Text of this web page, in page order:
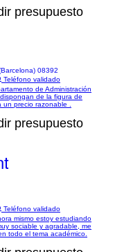
presupuesto
08392
Teléfono validado
de Administración
de la figura de
precio razonable .
presupuesto
Teléfono validado
mismo estoy estudiando
sociable y agradable, me
todo el tema académico.